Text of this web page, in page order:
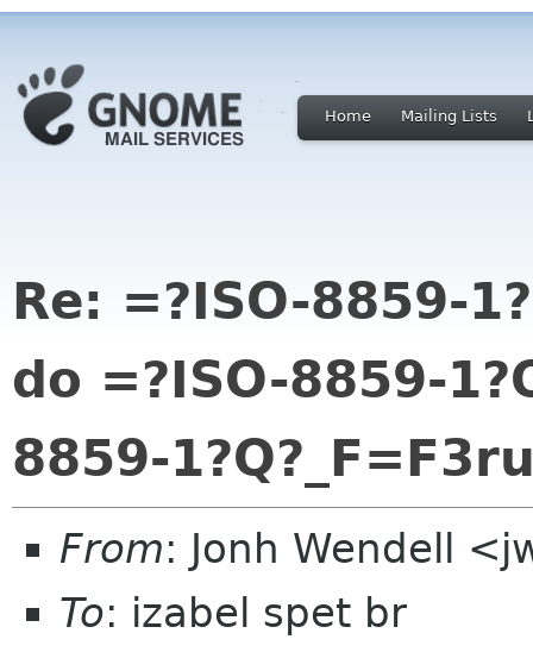
Home Mailing Lists
Re: =?ISO-8859-
do =?ISO-8859-
8859-
From: Jonh Wendell
To: izabel spet br